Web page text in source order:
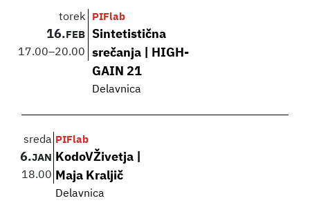
torek
16.FEB
17.00–20.00
PIFlab
Sintetistična
srečanja | HIGH-
GAIN 21
Delavnica
sreda
6.JAN
18.00
PIFlab
KodoVŽivetja |
Maja Kraljič
Delavnica